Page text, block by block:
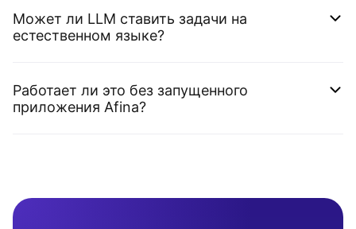
Может ли LLM ставить задачи на
естественном языке?
Работает ли это без запущенного
приложения Afina?